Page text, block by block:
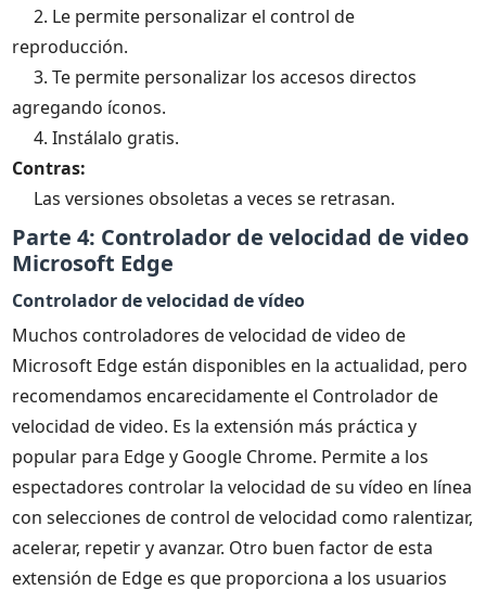
2. Le permite personalizar el control de
reproducción.
3. Te permite personalizar los accesos directos
agregando íconos.
4. Instálalo gratis.
Contras:
Las versiones obsoletas a veces se retrasan.
Parte 4: Controlador de velocidad de video
Microsoft Edge
Controlador de velocidad de vídeo
Muchos controladores de velocidad de video de
Microsoft Edge están disponibles en la actualidad, pero
recomendamos encarecidamente el Controlador de
velocidad de video. Es la extensión más práctica y
popular para Edge y Google Chrome. Permite a los
espectadores controlar la velocidad de su vídeo en línea
con selecciones de control de velocidad como ralentizar,
acelerar, repetir y avanzar. Otro buen factor de esta
extensión de Edge es que proporciona a los usuarios